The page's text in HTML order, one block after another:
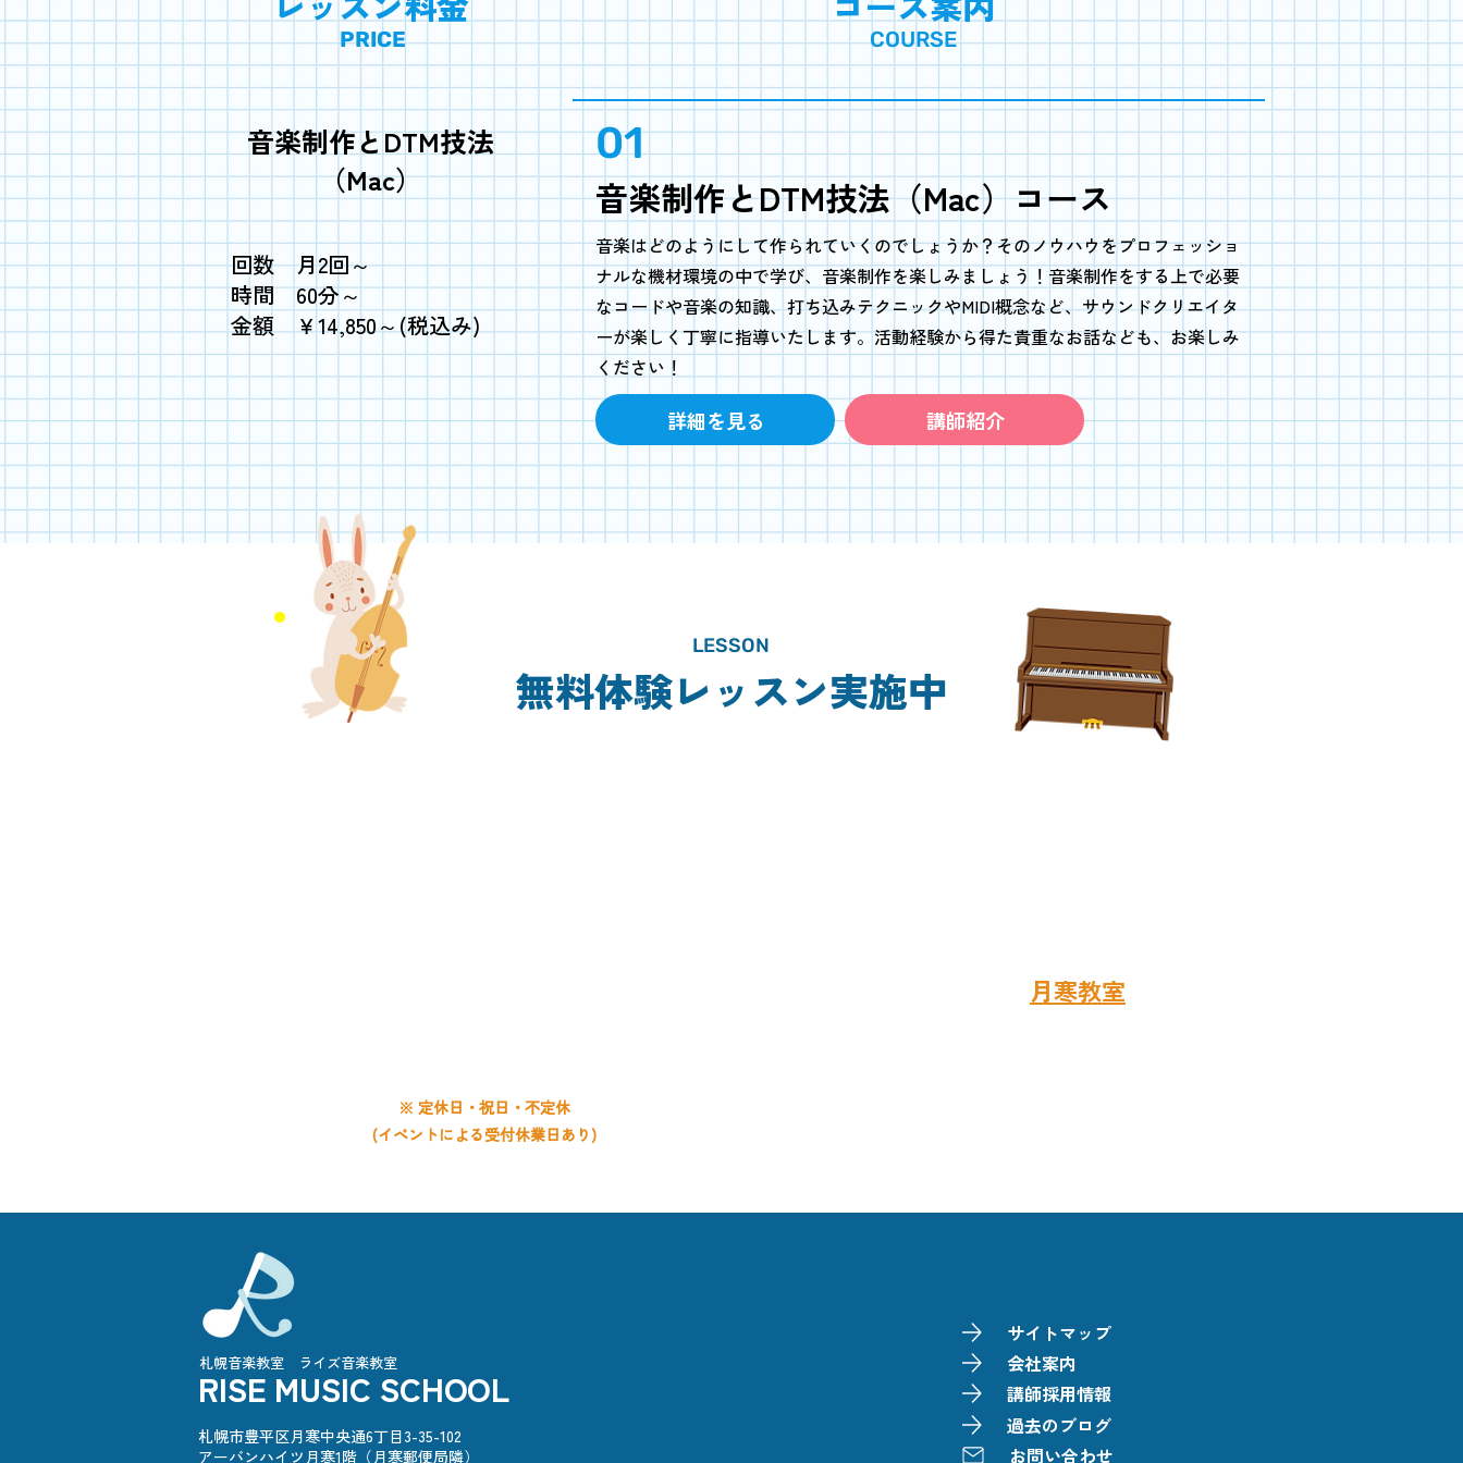
PRICE COURSE
音楽制作とDTM技法
（Mac）
回数 月2回～
時間 60分～
金額 ￥14,850～(税込み)
01
音楽制作とDTM技法（Mac）コース
音楽はどのようにして作られていくのでしょうか？そのノウハウをプロフェッショ
ナルな機材環境の中で学び、音楽制作を楽しみましょう！音楽制作をする上で必要
なコードや音楽の知識、打ち込みテクニックやMIDI概念など、サウンドクリエイタ
ーが楽しく丁寧に指導いたします。活動経験から得た貴重なお話なども、お楽しみ
ください！
詳細を見る 講師紹介
LESSON
無料体験レッスン実施中
月寒教室
※ 定休日・祝日・不定休
(イベントによる受付休業日あり)
​札幌音楽教室 ライズ音楽教室
RISE MUSIC SCHOOL
札幌市豊平区月寒中央通6丁目3-35-102
アーバンハイツ月寒1階（月寒郵便局隣）
サイトマップ
会社案内
講師採用情報
お問い合わせ
過去のブログ